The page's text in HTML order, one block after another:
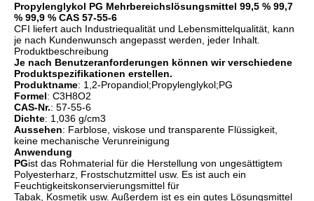
Propylenglykol PG Mehrbereichslösungsmittel 99,5 % 99,7
% 99,9 % CAS 57-55-6
CFI liefert auch Industriequalität und Lebensmittelqualität, kann
je nach Kundenwunsch angepasst werden, jeder Inhalt.
Produktbeschreibung
Je nach Benutzeranforderungen können wir verschiedene
Produktspezifikationen erstellen.
Produktname: 1,2-Propandiol;Propylenglykol;PG
Formel: C3H8O2
CAS-Nr.: 57-55-6
Dichte: 1,036 g/cm3
Aussehen: Farblose, viskose und transparente Flüssigkeit,
keine mechanische Verunreinigung
Anwendung
PGist das Rohmaterial für die Herstellung von ungesättigtem
Polyesterharz, Frostschutzmittel usw. Es ist auch ein
Feuchtigkeitskonservierungsmittel für
Tabak, Kosmetik usw. Außerdem ist es ein gutes Lösungsmittel